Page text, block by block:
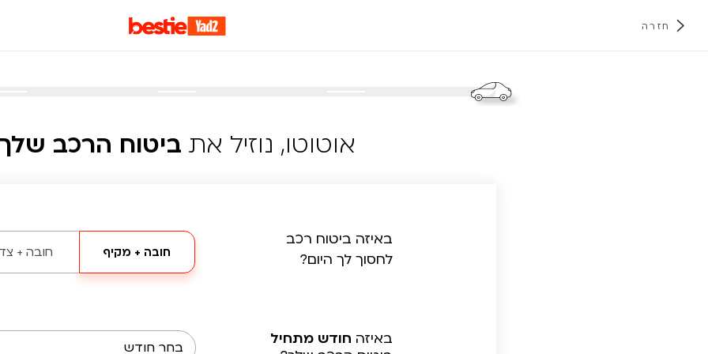
חזרה
אוטוטו, נוזיל את ביטוח הרכב
באיזה ביטוח רכב
לחסוך לך היום?
חובה + מקיף חובה +
באיזה חודש מתחיל